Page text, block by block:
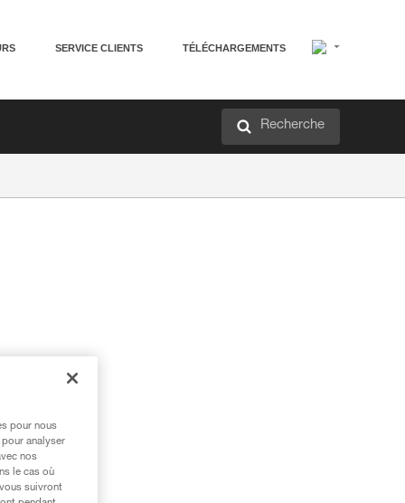
SERVICE CLIENTS TÉLÉCHARGEMENTS
Recherche
pour nous
analyser
nos
le cas où
suivront